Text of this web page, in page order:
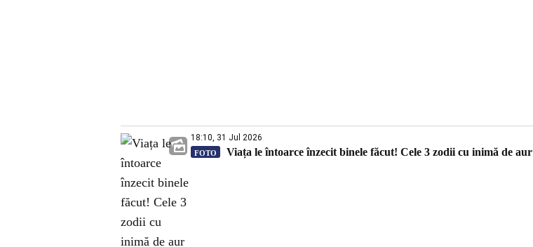
18:10, 31 Jul 2026
FOTO Viața le întoarce înzecit binele făcut! Cele 3 zodii cu inimă de aur